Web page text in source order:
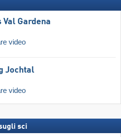
Val Gardena
video
Jochtal
video
sci